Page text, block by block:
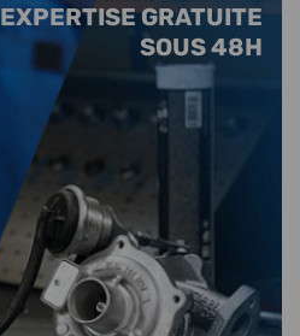
EXPERTISE GRATUITE
SOUS 48H